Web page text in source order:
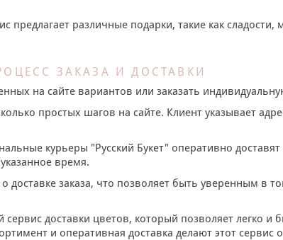
предлагает различные подарки, такие как сладости,
ЗАКАЗА И ДОСТАВКИ
на сайте вариантов или заказать
простых шагов на сайте. Клиент указывает
курьеры "Русский Букет" оперативно
время.
доставке заказа, что позволяет быть уверенным в
доставки цветов, который позволяет легко и
и оперативная доставка делают этот